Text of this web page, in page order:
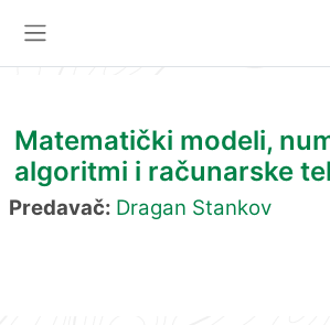
Matematički modeli,
algoritmi i računarske
Predavač: Dragan Stankov